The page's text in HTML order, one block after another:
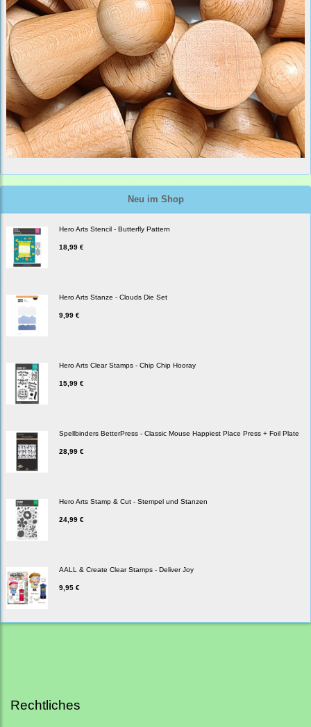
Neu im Shop
Hero Arts Stencil - Butterfly Pattern
18,99 €
Hero Arts Stanze - Clouds Die Set
9,99 €
Hero Arts Clear Stamps - Chip Chip Hooray
15,99 €
Spellbinders BetterPress - Classic Mouse Happiest Place Press + Foil Plate
28,99 €
Hero Arts Stamp & Cut - Stempel und Stanzen
24,99 €
AALL & Create Clear Stamps - Deliver Joy
9,95 €
Rechtliches